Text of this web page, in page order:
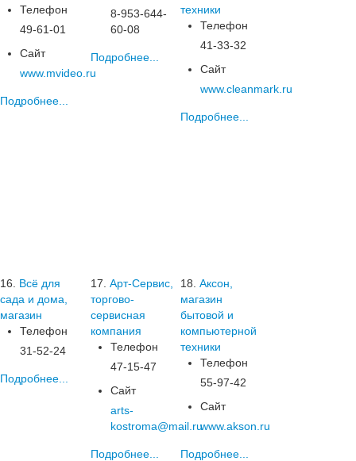
Телефон
49-61-01
Сайт
www.mvideo.ru
Подробнее...
8-953-644-
60-08
Подробнее...
техники
Телефон
41-33-32
Сайт
www.cleanmark.ru
Подробнее...
16.
Всё для
сада и дома,
магазин
Телефон
31-52-24
Подробнее...
17. Арт-Сервис,
торгово-
сервисная
компания
Телефон
47-15-47
Сайт
arts-
kostroma@mail.ru
Подробнее...
18. Аксон,
магазин
бытовой и
компьютерной
техники
Телефон
55-97-42
Сайт
www.akson.ru
Подробнее...